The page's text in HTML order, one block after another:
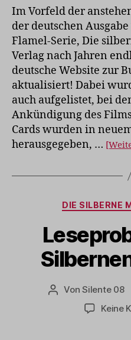
Im Vorfeld der
der deutschen
Flamel-Serie, Die
Verlag nach Jahren
deutsche Website zur
aktualisiert! Dabei
auch aufgelistet, bei
Ankündigung des
Cards wurden in
herausgegeben, …
DIE SILBERNE
Beitragsautor
VonSilente 08
Keine